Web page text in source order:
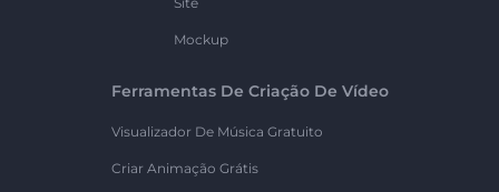
Mockup
Ferramentas De Criação De Vídeo
Visualizador De Música Gratuito
Criar Animação Grátis